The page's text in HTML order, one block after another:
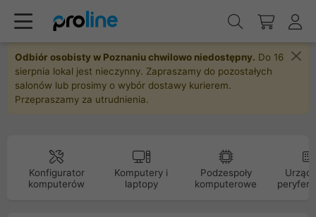
Odbiór osobisty w Poznaniu chwilowo niedostępny. Do 16
sierpnia lokal jest nieczynny. Zapraszamy do pozostałych
salonów lub prosimy o wybór dostawy kurierem.
Przepraszamy za utrudnienia.
Konfigurator
komputerów
Komputery i
laptopy
Podzespoły
komputerowe